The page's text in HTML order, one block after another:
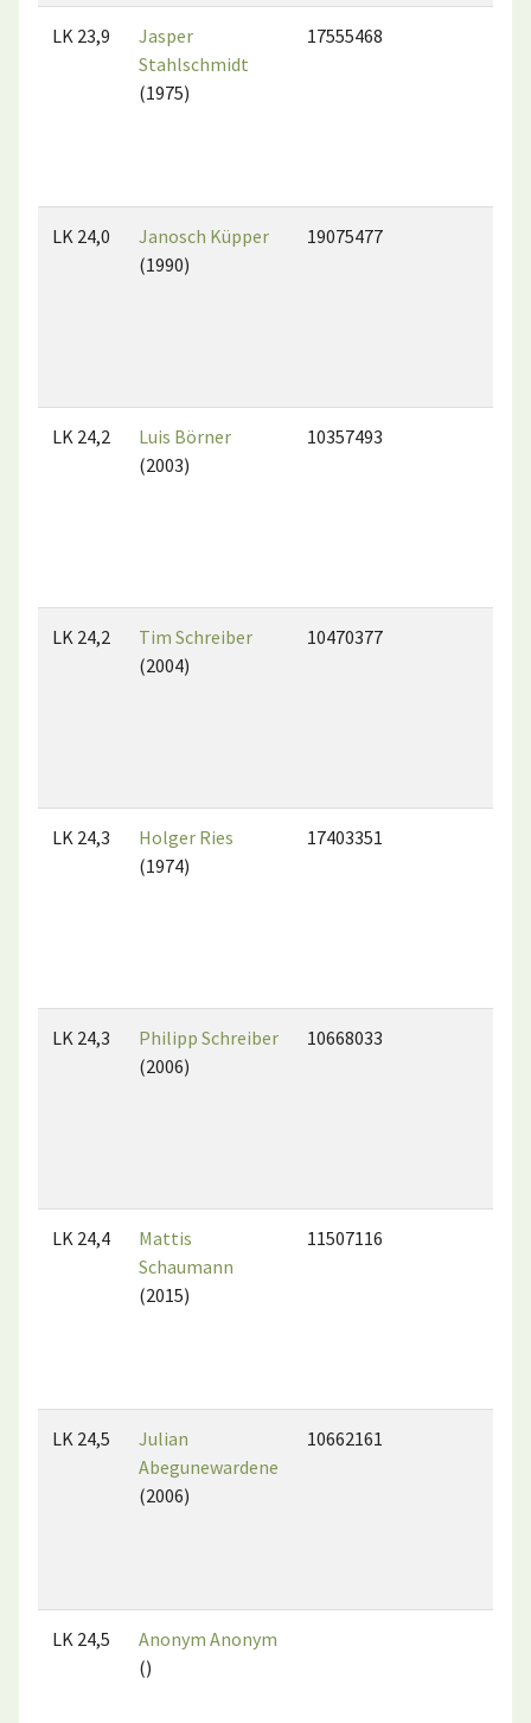
LK 23,9
Jasper
Stahlschmidt
(1975)
17555468
LK 24,0
Janosch Küpper
(1990)
19075477
LK 24,2
Luis Börner
(2003)
10357493
LK 24,2
Tim Schreiber
(2004)
10470377
LK 24,3
Holger Ries
(1974)
17403351
LK 24,3
Philipp Schreiber
(2006)
10668033
LK 24,4
Mattis
Schaumann
(2015)
11507116
LK 24,5
Julian
Abegunewardene
(2006)
10662161
LK 24,5
Anonym Anonym
()